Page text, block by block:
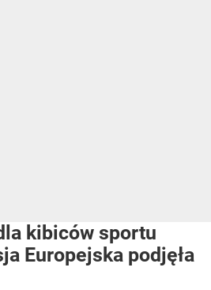
kibiców sportu
Europejska podjęła